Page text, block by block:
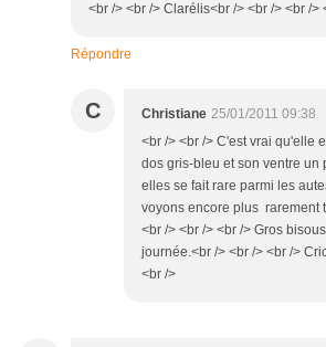
<br /> <br /> Clarélis<br /> <br /> <br />
Répondre
C Christiane 25/01/2011 09:38
<br /> <br /> C'est vrai qu'elle
dos gris-bleu et son ventre un
elles se fait rare parmi les
voyons encore plus rarement
<br /> <br /> <br /> Gros
journée.<br /> <br /> <br />
<br />